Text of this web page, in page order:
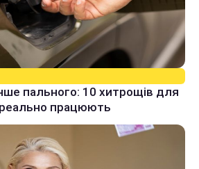
пального: 10 хитрощів для
реально працюють